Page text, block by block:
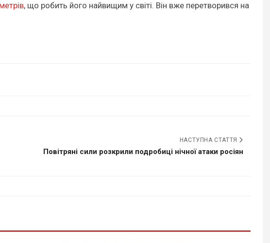
, що робить його найвищим у світі. Він вже перетворився на
НАСТУПНА СТАТТЯ
Повітряні сили розкрили подробиці нічної атаки росіян